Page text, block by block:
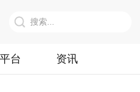
平台 资讯